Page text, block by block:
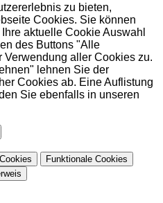
zu bieten,
Cookies. Sie können
Ihre aktuelle Cookie Auswahl
des Buttons "Alle
aller Cookies zu.
lehnen Sie der
Cookies ab. Eine Auflistung
Sie ebenfalls in unseren
Funktionale Cookies